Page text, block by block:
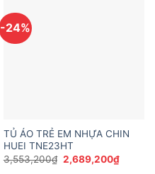
-24%
TỦ ÁO TRẺ EM NHỰA CHIN
HUEI TNE23HT
3,553,200₫ Giá
gốc
2,689,200₫Giá
hiện